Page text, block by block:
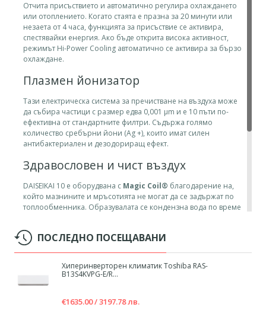
Отчита присъствието и автоматично регулира охлаждането
или отоплението. Когато стаята е празна за 20 минути или
незаета от 4 часа, функцията за присъствие се активира,
спестявайки енергия. Ако бъде открита висока активност,
режимът Hi-Power Cooling автоматично се активира за бързо
охлаждане.
Плазмен йонизатор
Тази електрическа система за пречистване на въздуха може
да събира частици с размер едва 0,001 μm и е 10 пъти по-
ефективна от стандартните филтри. Съдържа голямо
количество сребърни йони (Ag +), които имат силен
антибактериален и дезодориращ ефект.
Здравословен и чист въздух
DAISEIKAI 10 е оборудвана с Magic Coil® благодарение на,
който мазнините и мръсотията не могат да се задържат по
топлообменника. Образувалата се кондензна вода по време
ги изхвърля през дренажната тръба.
Smart Sensing
Система, която регулира въздушния поток въз основа на
персонализирана комфортна зона.
ПОСЛЕДНО ПОСЕЩАВАНИ
Хиперинверторен климатик Toshiba RAS-
B13S4KVPG-E/R...
€1635.00 / 3197.78 лв.